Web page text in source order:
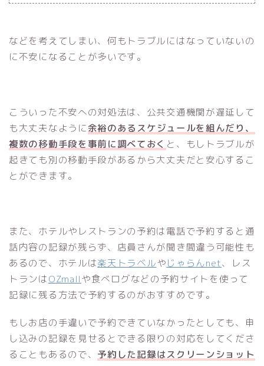
などを考えてしまい、何もトラブルにはなっていないの
に不安になることが多いです。
こういった不安への対処法は、公共交通機関が遅延して
も大丈夫なように余裕のあるスケジュールを組んだり、
複数の移動手段を事前に調べておく と、もしトラブルが
起きても別の移動手段があるから大丈夫だと安心するこ
とができます。
また、ホテルやレストランの予約は電話で予約すると通
話内容の記録が残らず、店員さんが聞き間違う可能性も
あるので、ホテルは楽天トラベルやじゃらんnet、レス
トランはOZmallや食べログなどの予約サイトを使って
記録に残る方法で予約するのがおすすめです。
もしお店の手違いで予約できていなかったとしても、申
し込みの記録を見せるとできる限りの対応をしてくださ
ることもあるので、 予約した記録はスクリーンショット